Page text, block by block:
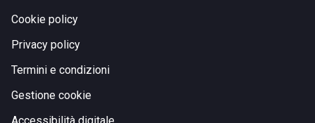
Cookie policy
Privacy policy
Termini e condizioni
Gestione cookie